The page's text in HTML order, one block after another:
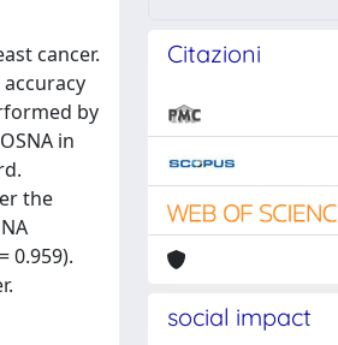
cancer.
by
in
the
0.959).
Citazioni
social impact